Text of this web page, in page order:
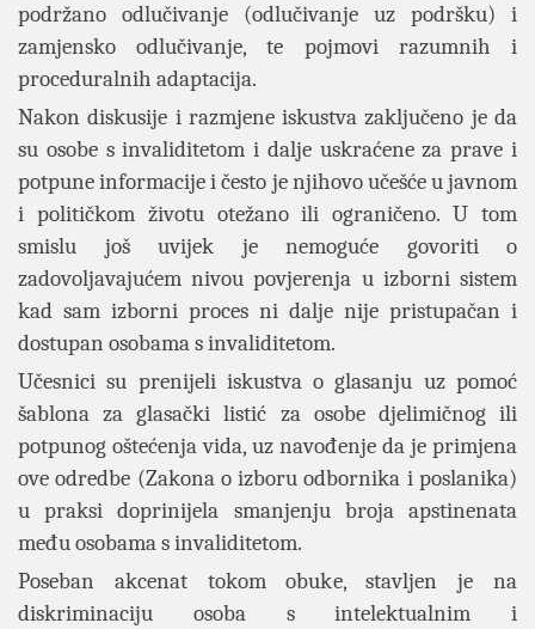
podržano odlučivanje (odlučivanje uz podršku) i
zamjensko odlučivanje, te pojmovi razumnih i
proceduralnih adaptacija.
Nakon diskusije i razmjene iskustva zaključeno je da
su osobe s invaliditetom i dalje uskraćene za prave i
potpune informacije i često je njihovo učešće u javnom
i političkom životu otežano ili ograničeno. U tom
smislu još uvijek je nemoguće govoriti o
zadovoljavajućem nivou povjerenja u izborni sistem
kad sam izborni proces ni dalje nije pristupačan i
dostupan osobama s invaliditetom.
Učesnici su prenijeli iskustva o glasanju uz pomoć
šablona za glasački listić za osobe djelimičnog ili
potpunog oštećenja vida, uz navođenje da je primjena
ove odredbe (Zakona o izboru odbornika i poslanika)
u praksi doprinijela smanjenju broja apstinenata
među osobama s invaliditetom.
Poseban akcenat tokom obuke, stavljen je na
diskriminaciju osoba s intelektualnim i